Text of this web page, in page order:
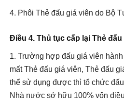
4. Phôi Thẻ đấu giá viên do Bộ
Điều 4. Thủ tục cấp lại Thẻ đấu
1. Trường hợp đấu giá viên
mất Thẻ đấu giá viên, Thẻ đấu
thể sử dụng được thì tổ chức
Nhà nước sở hữu 100% vốn